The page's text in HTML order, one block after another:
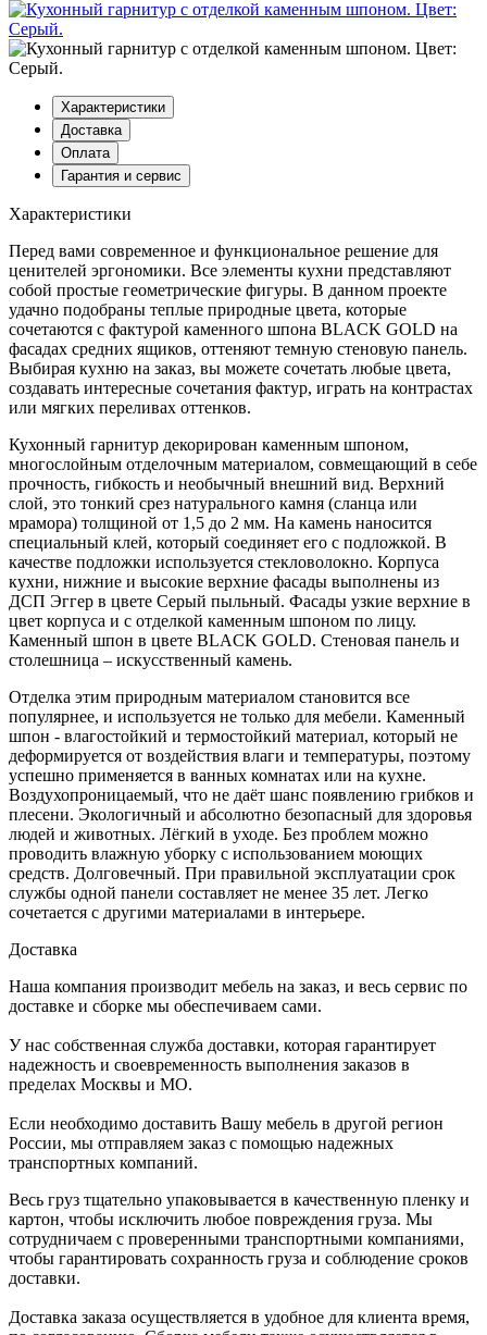
Характеристики
Доставка
Оплата
Гарантия и сервис
Характеристики
Перед вами современное и функциональное решение для
ценителей эргономики. Все элементы кухни представляют
собой простые геометрические фигуры. В данном проекте
удачно подобраны теплые природные цвета, которые
сочетаются с фактурой каменного шпона BLACK GOLD на
фасадах средних ящиков, оттеняют темную стеновую панель.
Выбирая кухню на заказ, вы можете сочетать любые цвета,
создавать интересные сочетания фактур, играть на контрастах
или мягких переливах оттенков.
Кухонный гарнитур декорирован каменным шпоном,
многослойным отделочным материалом, совмещающий в себе
прочность, гибкость и необычный внешний вид. Верхний
слой, это тонкий срез натурального камня (сланца или
мрамора) толщиной от 1,5 до 2 мм. На камень наносится
специальный клей, который соединяет его с подложкой. В
качестве подложки используется стекловолокно. Корпуса
кухни, нижние и высокие верхние фасады выполнены из
ДСП Эггер в цвете Серый пыльный. Фасады узкие верхние в
цвет корпуса и с отделкой каменным шпоном по лицу.
Каменный шпон в цвете BLACK GOLD. Стеновая панель и
столешница – искусственный камень.
Отделка этим природным материалом становится все
популярнее, и используется не только для мебели. Каменный
шпон - влагостойкий и термостойкий материал, который не
деформируется от воздействия влаги и температуры, поэтому
успешно применяется в ванных комнатах или на кухне.
Воздухопроницаемый, что не даёт шанс появлению грибков и
плесени. Экологичный и абсолютно безопасный для здоровья
людей и животных. Лёгкий в уходе. Без проблем можно
проводить влажную уборку с использованием моющих
средств. Долговечный. При правильной эксплуатации срок
службы одной панели составляет не менее 35 лет. Легко
сочетается с другими материалами в интерьере.
Доставка
Наша компания производит мебель на заказ, и весь сервис по
доставке и сборке мы обеспечиваем сами.
У нас собственная служба доставки, которая гарантирует
надежность и своевременность выполнения заказов в
пределах Москвы и МО.
Если необходимо доставить Вашу мебель в другой регион
России, мы отправляем заказ с помощью надежных
транспортных компаний.
Весь груз тщательно упаковывается в качественную пленку и
картон, чтобы исключить любое повреждения груза. Мы
сотрудничаем с проверенными транспортными компаниями,
чтобы гарантировать сохранность груза и соблюдение сроков
доставки.
Доставка заказа осуществляется в удобное для клиента время,